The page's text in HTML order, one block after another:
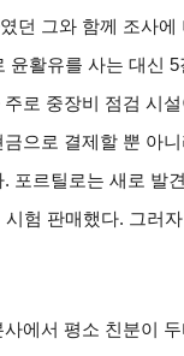
던 그와 함께 조사에
윤활유를 사는 대신 5
로 중장비 점검 시
으로 결제할 뿐 아
. 포르틸로는 새로 발
시험 판매했다. 그러
에서 평소 친분이